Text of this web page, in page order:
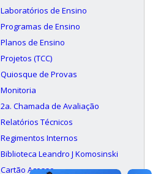
Laboratórios de Ensino
Programas de Ensino
Planos de Ensino
Projetos (TCC)
Quiosque de Provas
Monitoria
2a. Chamada de Avaliação
Relatórios Técnicos
Regimentos Internos
Biblioteca Leandro J Komosinski
Cartão Acesso